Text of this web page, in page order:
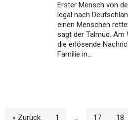
Erster Mensch von
legal nach
einen Menschen
sagt der Talmud. Am
die erlösende
Familie in…
« Zurück 1 … 17 18